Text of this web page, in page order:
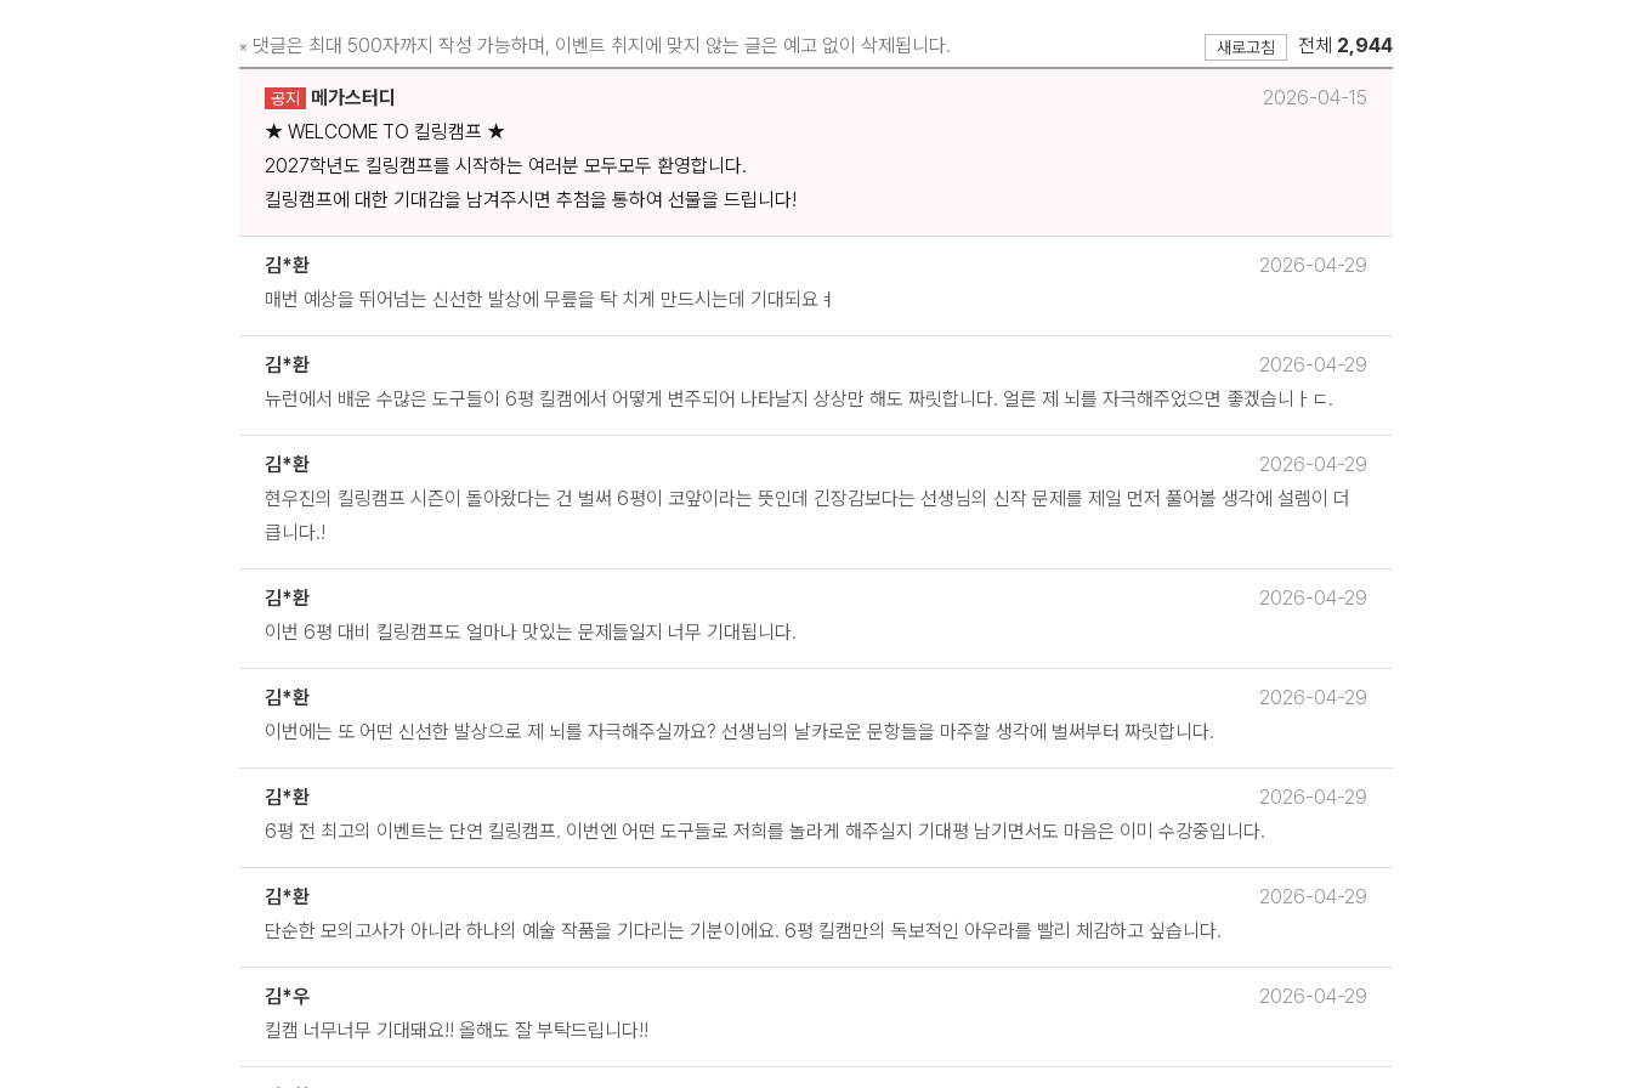
※ 댓글은 최대 500자까지 작성 가능하며, 이벤트 취지에 맞지 않는 글은 예고 없이 삭제됩니다. 새로고침 전체 2,944
공지 메가스터디
2026-04-15
★ WELCOME TO 킬링캠프 ★
2027학년도 킬링캠프를 시작하는 여러분 모두모두 환영합니다.
킬링캠프에 대한 기대감을 남겨주시면 추첨을 통하여 선물을 드립니다!
김*환
2026-04-29
매번 예상을 뛰어넘는 신선한 발상에 무릎을 탁 치게 만드시는데 기대되요ㅕ
김*환
2026-04-29
뉴런에서 배운 수많은 도구들이 6평 킬캠에서 어떻게 변주되어 나타날지 상상만 해도 짜릿합니다. 얼른 제 뇌를 자극해주었으면 좋겠습니ㅏㄷ.
김*환
2026-04-29
현우진의 킬링캠프 시즌이 돌아왔다는 건 벌써 6평이 코앞이라는 뜻인데 긴장감보다는 선생님의 신작 문제를 제일 먼저 풀어볼 생각에 설렘이 더
큽니다.!
김*환
2026-04-29
이번 6평 대비 킬링캠프도 얼마나 맛있는 문제들일지 너무 기대됩니다.
김*환
2026-04-29
이번에는 또 어떤 신선한 발상으로 제 뇌를 자극해주실까요? 선생님의 날카로운 문항들을 마주할 생각에 벌써부터 짜릿합니다.
김*환
2026-04-29
6평 전 최고의 이벤트는 단연 킬링캠프. 이번엔 어떤 도구들로 저희를 놀라게 해주실지 기대평 남기면서도 마음은 이미 수강중입니다.
김*환
2026-04-29
단순한 모의고사가 아니라 하나의 예술 작품을 기다리는 기분이에요. 6평 킬캠만의 독보적인 아우라를 빨리 체감하고 싶습니다.
김*우
2026-04-29
킬캠 너무너무 기대돼요!! 올해도 잘 부탁드립니다!!